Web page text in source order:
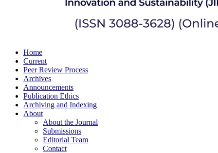
Home
Current
Peer Review Process
Archives
Announcements
Publication Ethics
Archiving and Indexing
About
About the Journal
Submissions
Editorial Team
Contact